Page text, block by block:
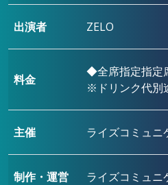
出演者 ZELO
料金
◆全席指定指定
※ドリンク代別
主催 ライズコミュニ
制作・運営 ライズコミュニ